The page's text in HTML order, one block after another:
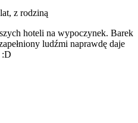
z rodziną
hoteli na wypoczynek. Barek
ludźmi naprawdę daje
:D